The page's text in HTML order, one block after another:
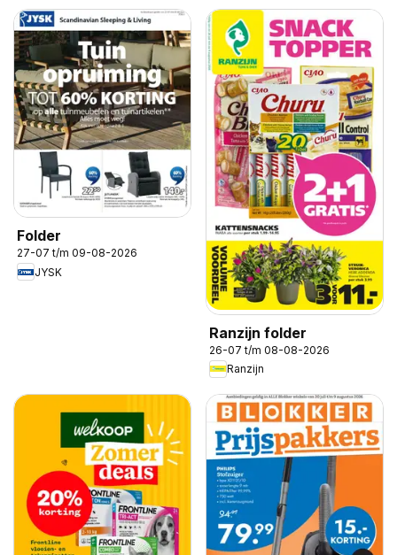
Folder
27-07 t/m 09-08-2026
JYSK
Ranzijn folder
26-07 t/m 08-08-2026
Ranzijn